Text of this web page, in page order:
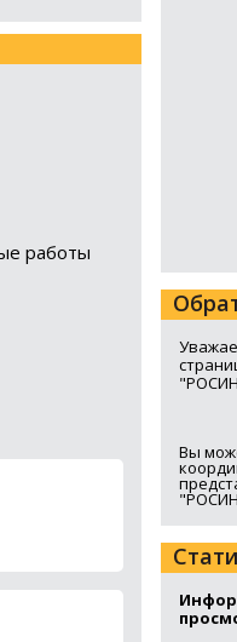
работы
Вы